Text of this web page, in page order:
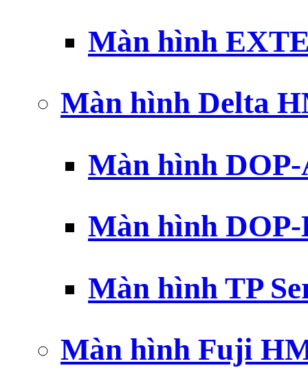
Màn hình
Màn hình Delta
Màn hình DOP-
Màn hình DOP-
Màn hình TP
Màn hình Fuji